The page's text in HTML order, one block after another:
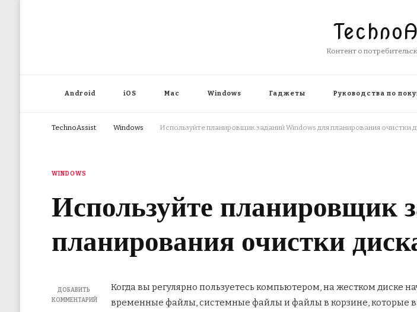
Контент о
Android iOS Mac Windows Гаджеты Руководства по
TechnoAssist Windows Используйте планировщик заданий Windows для планирования очистки
WINDOWS
Используйте планировщик
планирования очистки
ДОБАВИТЬ
КОММЕНТАРИЙ
Когда вы регулярно пользуетесь компьютером, на жестком диске
временные файлы, системные файлы и файлы в корзине, которые